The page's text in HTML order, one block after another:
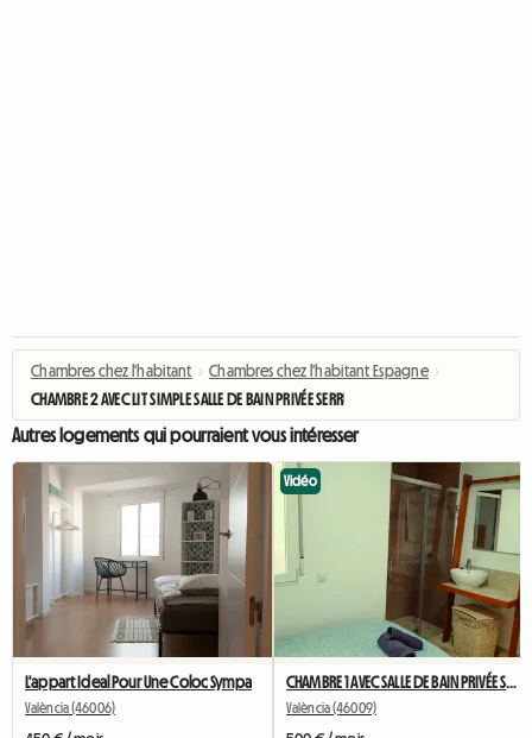
Chambres chez l'habitant › Chambres chez l'habitant Espagne ›
CHAMBRE 2 AVEC LIT SIMPLE SALLE DE BAIN PRIVÉE SERRURE ET AC
Autres logements qui pourraient vous intéresser
L'appart Ideal Pour Une Coloc Sympa
València (46006)
Vidéo
València (46009)